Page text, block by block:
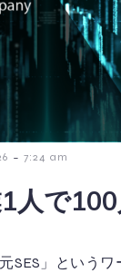
- 7:24 am
人で
SES」というワ